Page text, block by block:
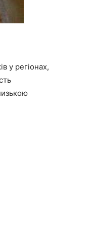
у регіонах,